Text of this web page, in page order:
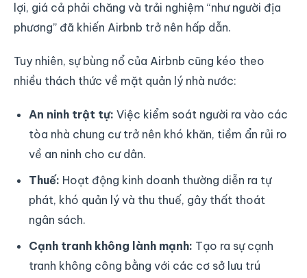
lợi, giá cả phải chăng và trải nghiệm “như người địa
phương” đã khiến Airbnb trở nên hấp dẫn.
Tuy nhiên, sự bùng nổ của Airbnb cũng kéo theo
nhiều thách thức về mặt quản lý nhà nước:
An ninh trật tự: Việc kiểm soát người ra vào các
tòa nhà chung cư trở nên khó khăn, tiềm ẩn rủi ro
về an ninh cho cư dân.
Thuế: Hoạt động kinh doanh thường diễn ra tự
phát, khó quản lý và thu thuế, gây thất thoát
ngân sách.
Cạnh tranh không lành mạnh: Tạo ra sự cạnh
tranh không công bằng với các cơ sở lưu trú